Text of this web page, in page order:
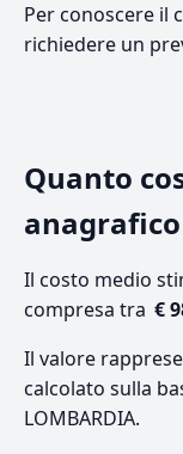
Per conoscere il
richiedere un
Quanto
anagrafico
Il costo medio
compresa tra €
Il valore
calcolato sulla
LOMBARDIA.